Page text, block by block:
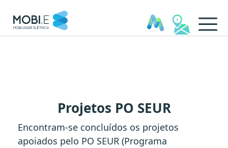
Projetos PO SEUR
Encontram-se concluídos os projetos
apoiados pelo PO SEUR (Programa